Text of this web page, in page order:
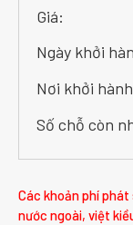
Giá:
Ngày khởi
Nơi khởi
Số chỗ còn
Các khoản phí
nước ngoài, việt